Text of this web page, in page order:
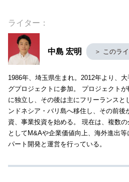
ライター：
中島 宏明 ＞ このラ
1986年、埼玉県生まれ。2012年より、
グプロジェクトに参加。 プロジェクト
に独立し、その後は主にフリーランスと
ンドネシア・バリ島へ移住し、その前後
資、事業投資を始める。 現在は、複数
としてM&Aや企業価値向上、海外進出
パート開発と運営を行っている。